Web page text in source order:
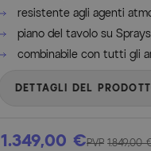
resistente agli agenti
piano del tavolo su
combinabile con tutti gli
DETTAGLI DEL
1.349,00 €PVP 1.849,00